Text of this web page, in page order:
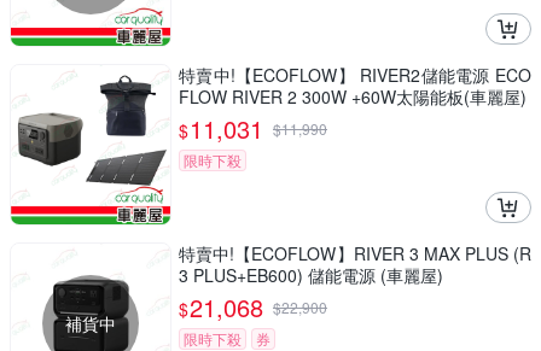
特賣中!【ECOFLOW】 RIVER2儲能電源 ECO
FLOW RIVER 2 300W +60W太陽能板(車麗屋)
$11,031 $11,990
限時下殺
補貨中
特賣中!【ECOFLOW】RIVER 3 MAX PLUS (R
3 PLUS+EB600) 儲能電源 (車麗屋)
$21,068 $22,900
限時下殺
券